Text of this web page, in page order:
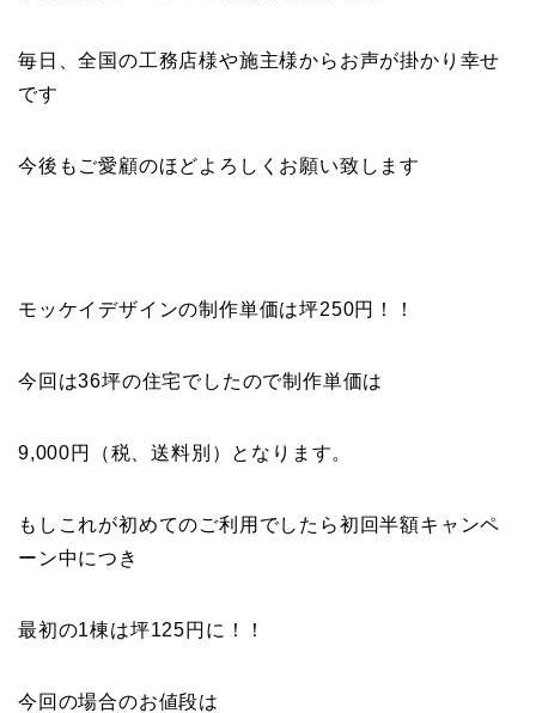
毎日、全国の工務店様や施主様からお声が掛かり幸せ
です
今後もご愛顧のほどよろしくお願い致します
モッケイデザインの制作単価は坪250円！！
今回は36坪の住宅でしたので制作単価は
9,000円（税、送料別）となります。
もしこれが初めてのご利用でしたら初回半額キャンペ
ーン中につき
最初の1棟は坪125円に！！
今回の場合のお値段は